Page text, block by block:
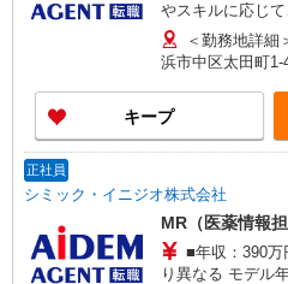
やスキルに応じ
＜勤務地詳細
浜市中区太田町1-4-2 【変更の範囲：会社
キープ
正社員
シミック・イニジオ株式会社
MR（医薬情報担
■年収：390
り異なる モデル年収例 年収550万円 ／ MR（未経